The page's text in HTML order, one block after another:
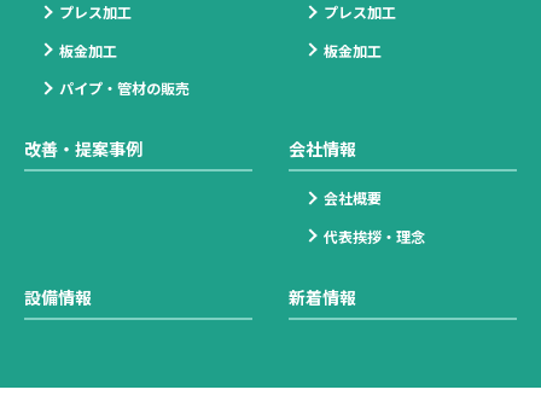
プレス加工
板金加工
パイプ・管材の販売
プレス加工
板金加工
改善・提案事例 会社情報
会社概要
代表挨拶・理念
設備情報 新着情報